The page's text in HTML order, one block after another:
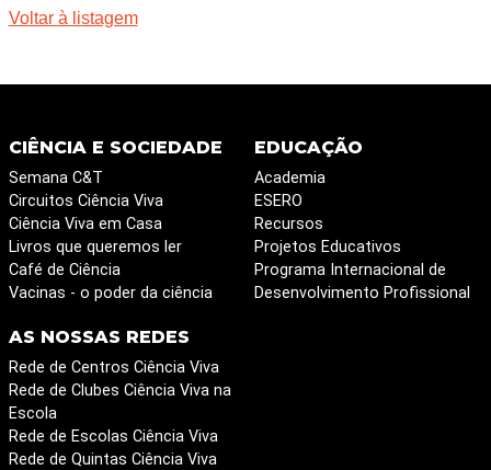
Voltar à listagem
CIÊNCIA E SOCIEDADE
Semana C&T
Circuitos Ciência Viva
Ciência Viva em Casa
Livros que queremos ler
Café de Ciência
Vacinas - o poder da ciência
EDUCAÇÃO
Academia
ESERO
Recursos
Projetos Educativos
Programa Internacional de
Desenvolvimento Profissional
AS NOSSAS REDES
Rede de Centros Ciência Viva
Rede de Clubes Ciência Viva na
Escola
Rede de Escolas Ciência Viva
Rede de Quintas Ciência Viva